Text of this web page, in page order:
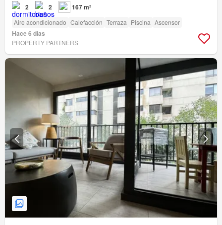
2 2 167 m²
Aire acondicionado Calefacción Terraza Piscina Ascensor
Hace 6 días
PROPERTY PARTNERS